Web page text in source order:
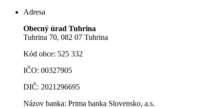
Adresa
Obecný úrad Tuhrina
Tuhrina 70, 082 07 Tuhrina
Kód obce: 525 332
IČO: 00327905
DIČ: 2021296695
Názov banka: Prima banka Slovensko, a.s.